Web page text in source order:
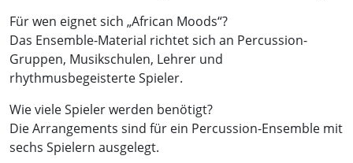
Für wen eignet sich „African Moods“?
Das Ensemble-Material richtet sich an Percussion-
Gruppen, Musikschulen, Lehrer und
rhythmusbegeisterte Spieler.
Wie viele Spieler werden benötigt?
Die Arrangements sind für ein Percussion-Ensemble mit
sechs Spielern ausgelegt.